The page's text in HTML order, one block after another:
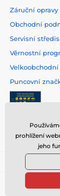
Záruční opravy
Obchodní
Servisní
Věrnostní
Puncovní
© 2026
prohlížení
jeho